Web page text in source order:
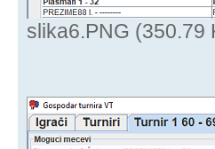
slika6.PNG (350.79